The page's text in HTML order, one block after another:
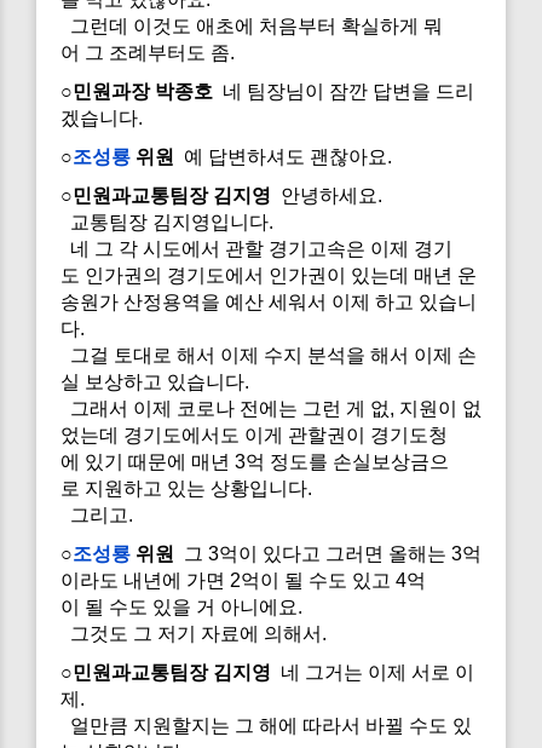
그런데 이것도 애초에 처음부터 확실하게 뭐
어 그 조례부터도 좀.
○민원과장 박종호 네 팀장님이 잠깐 답변을 드리
겠습니다.
○조성룡 위원
예 답변하셔도 괜찮아요.
○민원과교통팀장 김지영 안녕하세요.
교통팀장 김지영입니다.
네 그 각 시도에서 관할 경기고속은 이제 경기
도 인가권의 경기도에서 인가권이 있는데 매년 운
송원가 산정용역을 예산 세워서 이제 하고 있습니
다.
그걸 토대로 해서 이제 수지 분석을 해서 이제 손
실 보상하고 있습니다.
그래서 이제 코로나 전에는 그런 게 없, 지원이 없
었는데 경기도에서도 이게 관할권이 경기도청
에 있기 때문에 매년 3억 정도를 손실보상금으
로 지원하고 있는 상황입니다.
그리고.
○조성룡 위원
그 3억이 있다고 그러면 올해는 3억
이라도 내년에 가면 2억이 될 수도 있고 4억
이 될 수도 있을 거 아니에요.
그것도 그 저기 자료에 의해서.
○민원과교통팀장 김지영 네 그거는 이제 서로 이
제.
얼만큼 지원할지는 그 해에 따라서 바뀔 수도 있